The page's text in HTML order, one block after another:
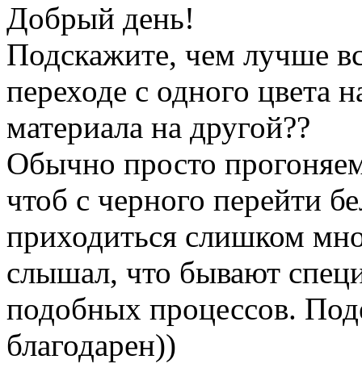
Добрый день!
Подскажите, чем лучше
переходе с одного цвета
материала на другой??
Обычно просто
чтоб с черного перейти
приходиться слишком
слышал, что бывают
подобных процессов.
благодарен))